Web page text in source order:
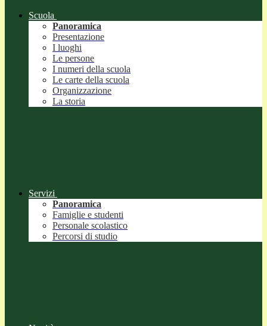
Scuola
Panoramica
Presentazione
I luoghi
Le persone
I numeri della scuola
Le carte della scuola
Organizzazione
La storia
Servizi
Panoramica
Famiglie e studenti
Personale scolastico
Percorsi di studio